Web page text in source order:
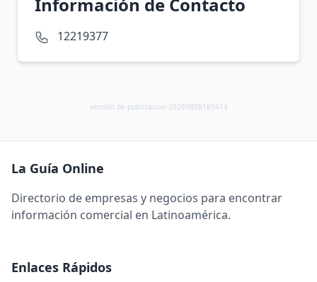
12219377
versión de publicación 20260808165414
La Guía Online
Directorio de empresas y negocios para encontrar
información comercial en Latinoamérica.
Enlaces Rápidos